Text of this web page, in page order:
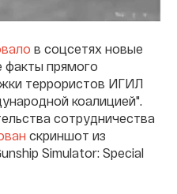
в соцсетях новые
прямого
террористов ИГИЛ
коалицией".
сотрудничества
скриншот из
Simulator: Special